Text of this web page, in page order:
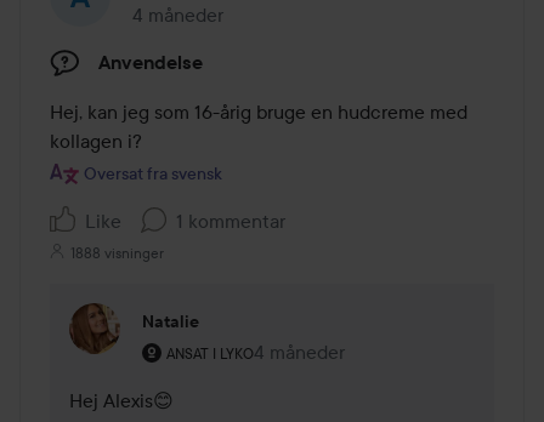
4 måneder
Posten blev oprettet 4 måneder
Anvendelse
Hej, kan jeg som 16-årig bruge en hudcreme med
kollagen i?
Oversat fra svensk
Like 1 kommentar
1888 visninger
Natalie
ANSAT I LYKO
Brugerens rolle: Ansat i Lyko.
4 måneder
Kommentaren lades 4 måneder
Hej Alexis😊